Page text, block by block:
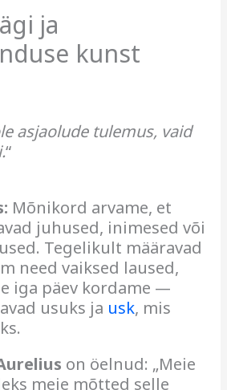
ja
kunst
asjaolude tulemus, vaid
“
Mõnikord arvame, et
juhused, inimesed või
Tegelikult määravad
need vaiksed laused,
iga päev kordame —
usuks ja usk, mis
on öelnud: „Meie
meie mõtted selle